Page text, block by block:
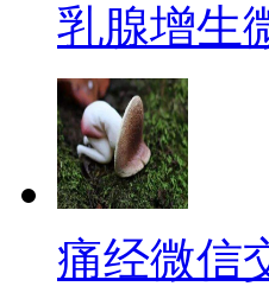
乳腺增生
痛经微信